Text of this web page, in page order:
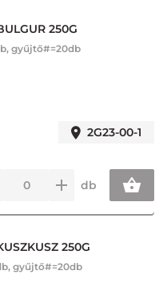
250G
gyűjtő#=20db
2G23-00-1
db
250G
gyűjtő#=20db